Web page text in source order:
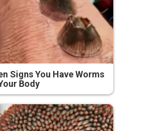
Signs You Have Worms
Body